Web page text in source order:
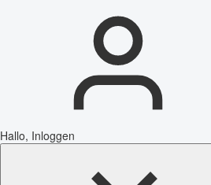
Hallo, Inloggen